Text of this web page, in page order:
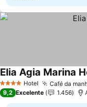
4 EstrelasHotel Café da
Elia Agia Marina
9,2 Excelente 1.456